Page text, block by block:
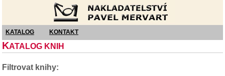
KATALOG KONTAKT
KATALOG KNIH
Filtrovat knihy: